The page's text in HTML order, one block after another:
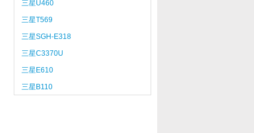
三星U460
三星T569
三星SGH-E318
三星C3370U
三星E610
三星B110